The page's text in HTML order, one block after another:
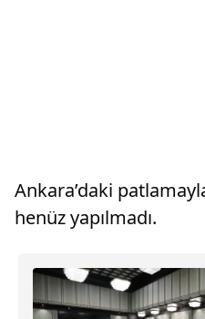
Ankara’daki
henüz yapılmadı.